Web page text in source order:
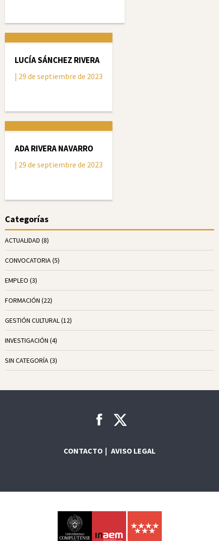
LUCÍA SÁNCHEZ RIVERA
| 29 de septiembre de 2023
ADA RIVERA NAVARRO
| 29 de septiembre de 2023
Categorías
ACTUALIDAD (8)
CONVOCATORIA(5)
EMPLEO (3)
FORMACIÓN (22)
GESTIÓN CULTURAL(12)
INVESTIGACIÓN (4)
SIN CATEGORÍA(3)
CONTACTO AVISO LEGAL